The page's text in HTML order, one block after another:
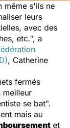
même s'ils ne
leurs
avec des
etc.", a
, Catherine
fermés
meilleur
se bat".
mais au
et